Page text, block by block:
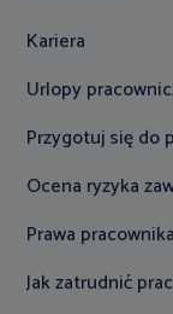
Kariera
Urlopy
Przygotuj się do
Ocena ryzyka
Prawa pracownika
Jak zatrudnić